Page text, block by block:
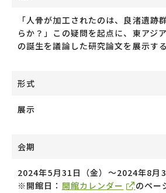
「人骨が加工されたのは、良渚遺跡
らか？」この疑問を起点に、東アジ
の誕生を議論した研究論文を展示する
形式
展示
会期
2024年5月31日（金）〜2024年8月
※開館日： 開館カレンダー
のペー